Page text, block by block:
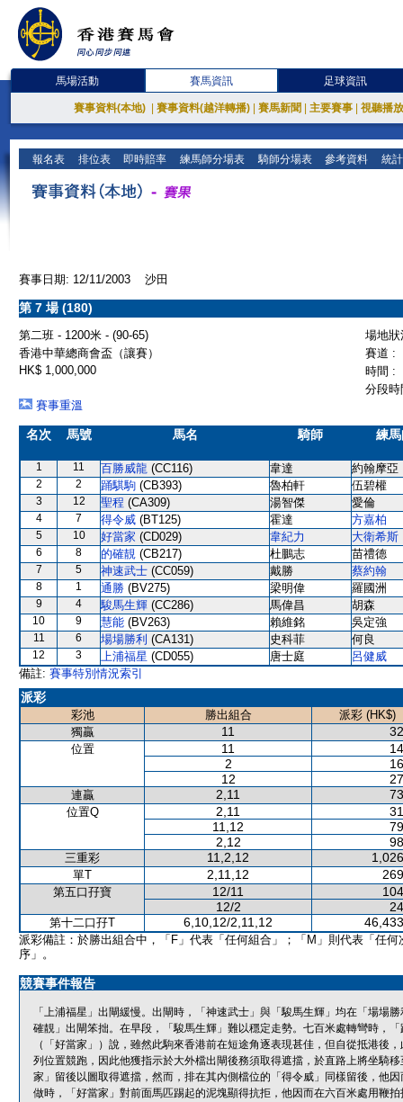
馬場活動 賽馬資訊 足球資訊
賽事資料(本地) 賽事資料(越洋轉播) 賽馬新聞 主要賽事 視聽播
報名表 排位表 即時賠率 練馬師分場表 騎師分場表 參考資料 統
賽事日期: 12/11/2003 沙田
第 7 場 (180)
第二班 - 1200米 - (90-65)
場地
香港中華總商會盃（讓賽）
賽道 :
HK$ 1,000,000
時間 :
分段
賽事重溫
名次 馬號 馬名 騎師 練
1 11 百勝威龍 (CC116) 韋達 約翰摩亞
2 2 踊騏駒 (CB393) 魯柏軒 伍碧權
3 12 聖程 (CA309) 湯智傑 愛倫
4 7 得令威 (BT125) 霍達 方嘉柏
5 10 好當家 (CD029) 韋紀力 大衛希斯
6 8 的確靚 (CB217) 杜鵬志 苗禮德
7 5 神速武士 (CC059) 戴勝 蔡約翰
8 1 通勝 (BV275) 梁明偉 羅國洲
9 4 駿馬生輝 (CC286) 馬偉昌 胡森
10 9 慧能 (BV263) 賴維銘 吳定強
11 6 場場勝利 (CA131) 史科菲 何良
12 3 上浦福星 (CD055) 唐士庭
呂健威
備註: 賽事特別情況索引
派彩
彩池 勝出組合
派彩 (HK$)
獨贏
11
位置 11
2
12
連贏 2,11
位置Q 2,11
11,12
2,12
三重彩 11,2,12
單T 2,11,12
第五口孖寶 12/11
12/2
第十二口孖T 6,10,12/2,11,12
派彩備註：於勝出組合中，「F」代表「任何組合」；「M」則代表「任何
序」。
競賽事件報告
「上浦福星」出閘緩慢。出閘時，「神速武士」與「駿馬生輝」均在「場場
確靚」出閘笨拙。在早段，「駿馬生輝」難以穩定走勢。七百米處轉彎時，
（「好當家」）說，雖然此駒來香港前在短途角逐表現甚佳，但自從抵港後
列位置競跑，因此他獲指示於大外檔出閘後務須取得遮擋，於直路上將坐騎
家」留後以圖取得遮擋，然而，排在其內側檔位的「得令威」同樣留後，他
做時，「好當家」對前面馬匹踢起的泥塊顯得抗拒，他因而在六百米處用鞭